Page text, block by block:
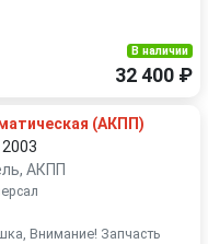
В наличии
32 400 ₽
(АКПП)
АКПП
Внимание! Запчасть